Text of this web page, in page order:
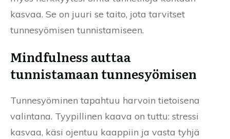
kasvaa. Se on juuri se taito, jota tarvitset
tunnesyömisen tunnistamiseen.
Mindfulness auttaa
tunnistamaan tunnesyömisen
Tunnesyöminen tapahtuu harvoin tietoisena
valintana. Tyypillinen kaava on tuttu: stressi
kasvaa, käsi ojentuu kaappiin ja vasta tyhjä